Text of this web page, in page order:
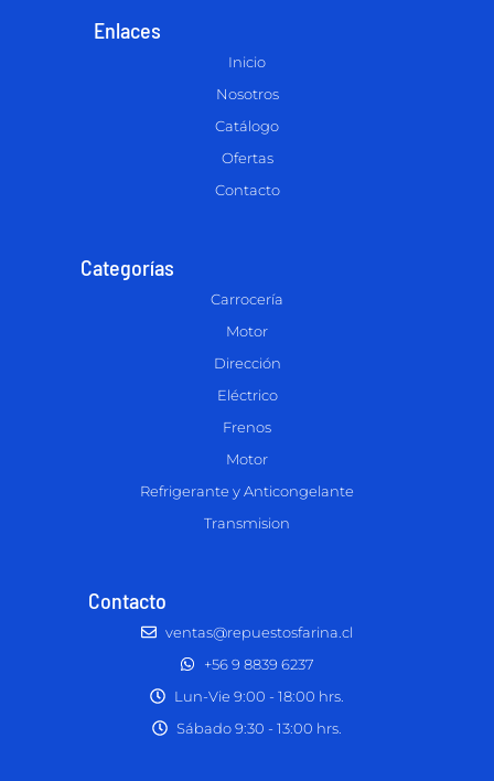
Enlaces
Inicio
Nosotros
Catálogo
Ofertas
Contacto
Categorías
Carrocería
Motor
Dirección
Eléctrico
Frenos
Motor
Refrigerante y Anticongelante
Transmision
Contacto
ventas@repuestosfarina.cl
+56 9 8839 6237
Lun-Vie 9:00 - 18:00 hrs.
Sábado 9:30 - 13:00 hrs.